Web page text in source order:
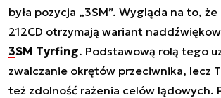
była pozycja „3SM”. Wygląda na to,
212CD otrzymają wariant
3SM Tyrfing. Podstawową rolą tego
zwalczanie okrętów przeciwnika, lecz
też zdolność rażenia celów lądowych.